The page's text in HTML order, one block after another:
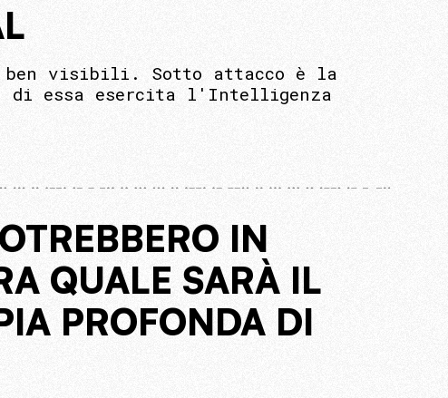
ben visibili. Sotto attacco è la
di essa esercita l'Intelligenza
IN
QUALE SARÀ IL
PROFONDA DI